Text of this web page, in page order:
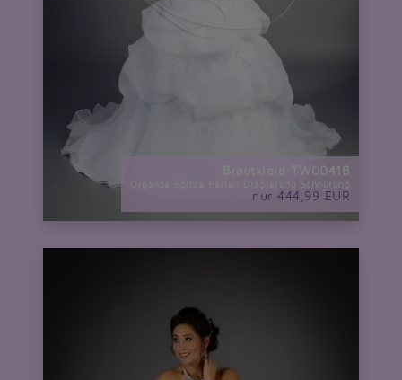
Brautkleid TW0041B
Organza Spitze Perlen Drapierung Schnürung
nur 444,99 EUR